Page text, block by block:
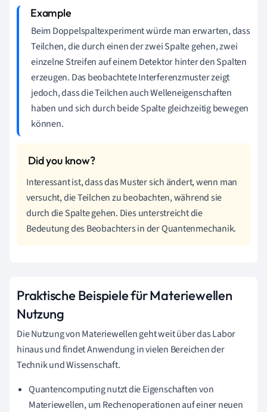
Beim Doppelspaltexperiment würde man erwarten, dass
Teilchen, die durch einen der zwei Spalte gehen, zwei
einzelne Streifen auf einem Detektor hinter den Spalten
erzeugen. Das beobachtete Interferenzmuster zeigt
jedoch, dass die Teilchen auch Welleneigenschaften
haben und sich durch beide Spalte gleichzeitig bewegen
können.
Interessant ist, dass das Muster sich ändert, wenn man
versucht, die Teilchen zu beobachten, während sie
durch die Spalte gehen. Dies unterstreicht die
Bedeutung des Beobachters in der Quantenmechanik.
Praktische Beispiele für Materiewellen
Nutzung
Die Nutzung von Materiewellen geht weit über das Labor
hinaus und findet Anwendung in vielen Bereichen der
Technik und Wissenschaft.
Quantencomputing nutzt die Eigenschaften von
Materiewellen, um Rechenoperationen auf einer neuen